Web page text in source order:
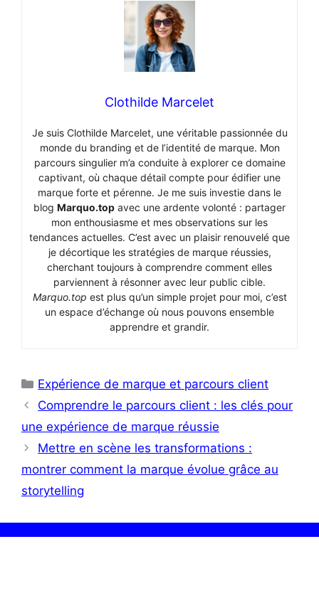
Clothilde Marcelet
Je suis Clothilde Marcelet, une véritable passionnée du
monde du branding et de l’identité de marque. Mon
parcours singulier m’a conduite à explorer ce domaine
captivant, où chaque détail compte pour édifier une
marque forte et pérenne. Je me suis investie dans le
blog Marquo.top avec une ardente volonté : partager
mon enthousiasme et mes observations sur les
tendances actuelles. C’est avec un plaisir renouvelé que
je décortique les stratégies de marque réussies,
cherchant toujours à comprendre comment elles
parviennent à résonner avec leur public cible.
Marquo.top est plus qu’un simple projet pour moi, c’est
un espace d’échange où nous pouvons ensemble
apprendre et grandir.
Catégories
Expérience de marque et parcours client
Comprendre le parcours client : les clés pour
une expérience de marque réussie
Mettre en scène les transformations :
montrer comment la marque évolue grâce au
storytelling